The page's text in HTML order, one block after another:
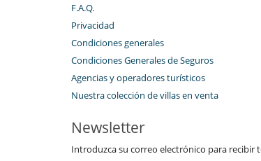
F.A.Q.
Privacidad
Condiciones generales
Condiciones Generales de Seguros
Agencias y operadores turísticos
Nuestra colección de villas en venta
Newsletter
Introduzca su correo electrónico para recibir